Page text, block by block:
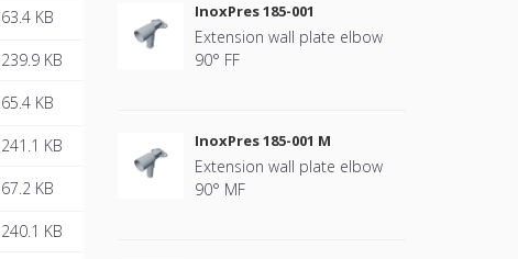
63.4 KB
239.9 KB
65.4 KB
241.1 KB
67.2 KB
240.1 KB
InoxPres 185-001
Extension wall plate elbow
90° FF
InoxPres 185-001 M
Extension wall plate elbow
90° MF